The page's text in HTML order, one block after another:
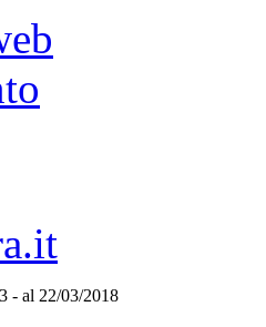
- al 22/03/2018